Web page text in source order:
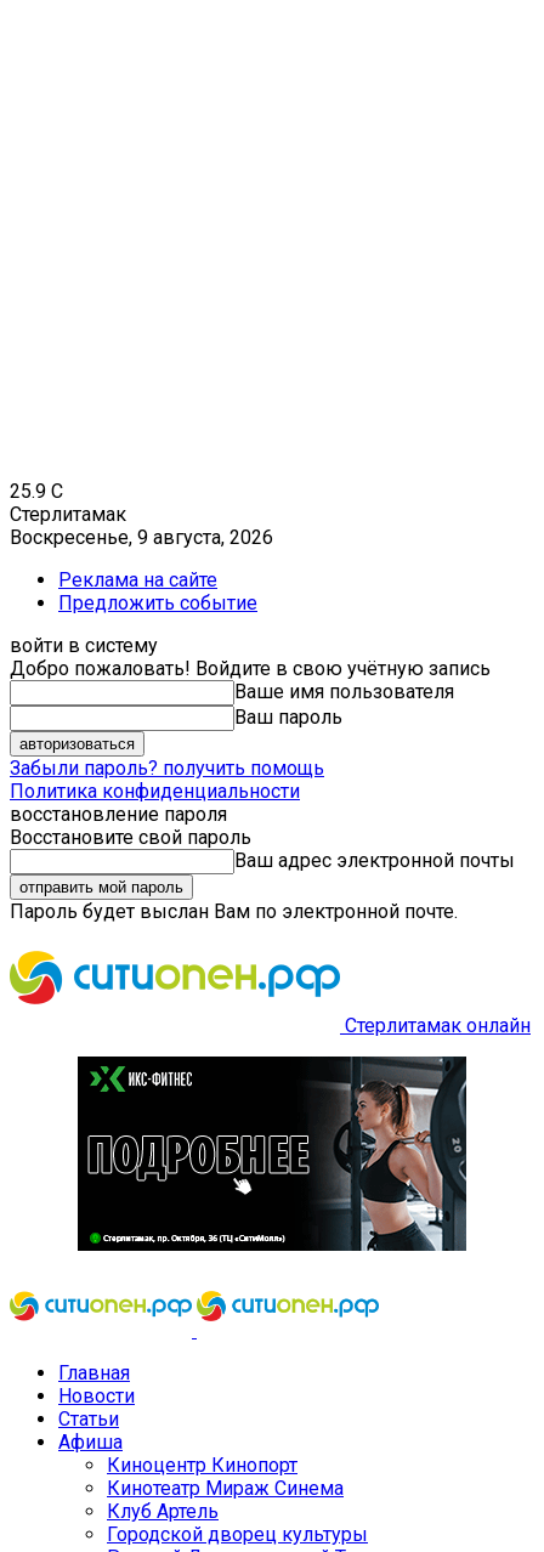
25.9 C
Стерлитамак
Воскресенье, 9 августа, 2026
Реклама на сайте
Предложить событие
войти в систему
Добро пожаловать! Войдите в свою учётную запись
Ваше имя пользователя
Ваш пароль
Забыли пароль? получить помощь
Политика конфиденциальности
восстановление пароля
Восстановите свой пароль
Ваш адрес электронной почты
Пароль будет выслан Вам по электронной почте.
Стерлитамак онлайн
Главная
Новости
Статьи
Афиша
Киноцентр Кинопорт
Кинотеатр Мираж Синема
Клуб Артель
Городской дворец культуры